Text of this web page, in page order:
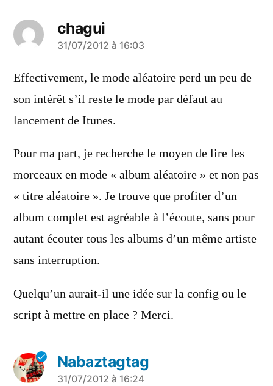
chagui
a
31/07/2012 à 16:03
Effectivement, le mode aléatoire perd un peu de
son intérêt s’il reste le mode par défaut au
lancement de Itunes.
Pour ma part, je recherche le moyen de lire les
morceaux en mode « album aléatoire » et non pas
« titre aléatoire ». Je trouve que profiter d’un
album complet est agréable à l’écoute, sans pour
autant écouter tous les albums d’un même artiste
sans interruption.
Quelqu’un aurait-il une idée sur la config ou le
script à mettre en place ? Merci.
Nabaztagtag
a
31/07/2012 à 16:24